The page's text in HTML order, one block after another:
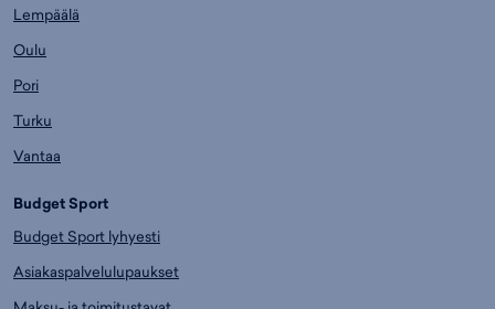
Lempäälä
Oulu
Pori
Turku
Vantaa
Budget Sport
Budget Sport lyhyesti
Asiakaspalvelulupaukset